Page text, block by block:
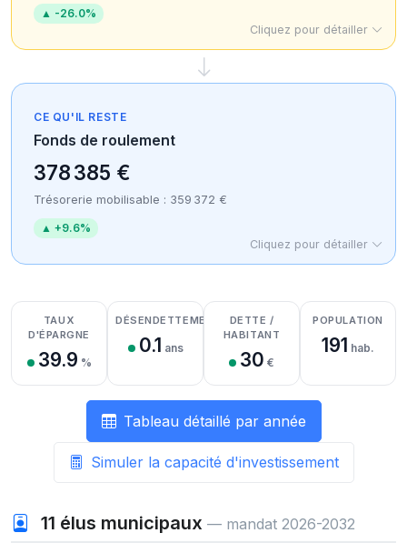
▲ -26.0%
Cliquez pour détailler
CE QU'IL RESTE
Fonds de roulement
378 385 €
Trésorerie mobilisable : 359 372 €
▲ +9.6%
Cliquez pour détailler
Détail des recettes
Détail des dépenses
Détail de la trésorerie
TAUX
D'ÉPARGNE
39.9 %
DÉSENDETTEMENT
0.1 ans
DETTE /
HABITANT
30 €
POPULATION
191 hab.
Tableau détaillé par année
Simuler la capacité d'investissement
11 élus municipaux — mandat 2026-2032